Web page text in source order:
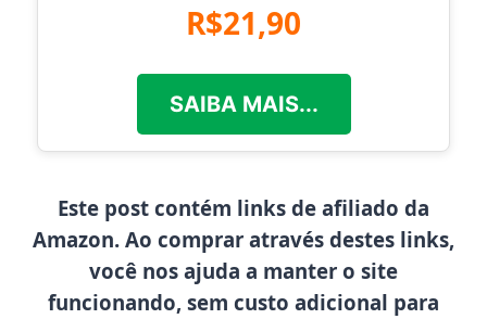
R$21,90
SAIBA MAIS...
Este post contém links de afiliado da
Amazon. Ao comprar através destes links,
você nos ajuda a manter o site
funcionando, sem custo adicional para